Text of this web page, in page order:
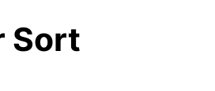
Sort